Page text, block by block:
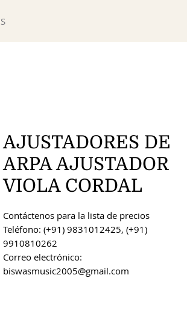
AJUSTADORES DE
ARPA AJUSTADOR
VIOLA CORDAL
Contáctenos para la lista de precios
Teléfono: (+91) 9831012425, (+91)
9910810262
Correo electrónico:
biswasmusic2005@gmail.com